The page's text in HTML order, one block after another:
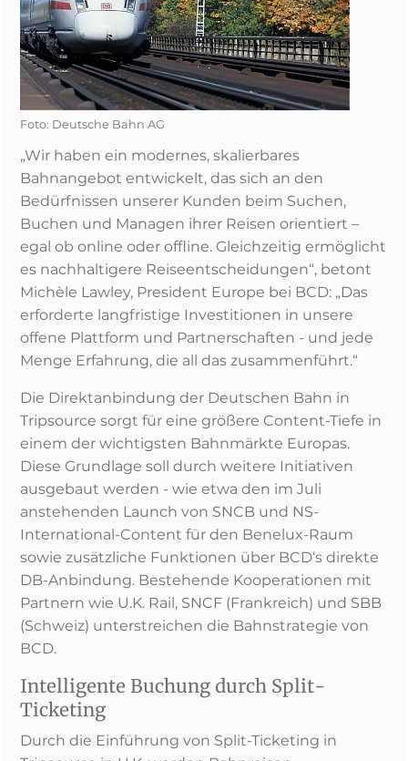
Foto: Deutsche Bahn AG
„Wir haben ein modernes, skalierbares
Bahnangebot entwickelt, das sich an den
Bedürfnissen unserer Kunden beim Suchen,
Buchen und Managen ihrer Reisen orientiert –
egal ob online oder offline. Gleichzeitig ermöglicht
es nachhaltigere Reiseentscheidungen“, betont
Michèle Lawley, President Europe bei BCD: „Das
erforderte langfristige Investitionen in unsere
offene Plattform und Partnerschaften - und jede
Menge Erfahrung, die all das zusammenführt.“
Die Direktanbindung der Deutschen Bahn in
Tripsource sorgt für eine größere Content-Tiefe in
einem der wichtigsten Bahnmärkte Europas.
Diese Grundlage soll durch weitere Initiativen
ausgebaut werden - wie etwa den im Juli
anstehenden Launch von SNCB und NS-
International-Content für den Benelux-Raum
sowie zusätzliche Funktionen über BCD‘s direkte
DB-Anbindung. Bestehende Kooperationen mit
Partnern wie U.K. Rail, SNCF (Frankreich) und SBB
(Schweiz) unterstreichen die Bahnstrategie von
BCD.
Intelligente Buchung durch Split-
Ticketing
Durch die Einführung von Split-Ticketing in